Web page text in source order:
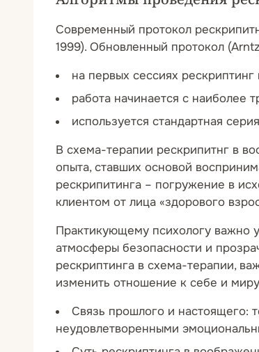
Современный протокол
1999). Обновленный протокол
на первых сессиях
работа начинается с наиболее
используется стандартная
В схема-терапии рескрипитнг в
опыта, ставших основой
рескрипитинга – погружение в
клиентом от лица «здорового
Практикующему психологу важно
атмосферы безопасности и
рескриптинга в схема-терапии,
изменить отношение к себе и
Связь прошлого и настоящего:
неудовлетворенными